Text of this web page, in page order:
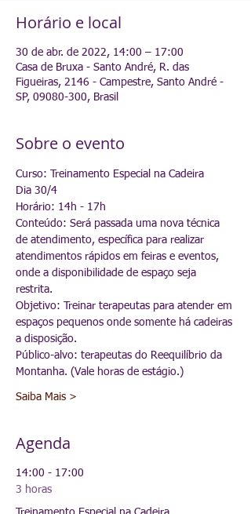
Horário e local
30 de abr. de 2022, 14:00 – 17:00
Casa de Bruxa - Santo André, R. das
Figueiras, 2146 - Campestre, Santo André -
SP, 09080-300, Brasil
Sobre o evento
Curso: Treinamento Especial na Cadeira
Dia 30/4
Horário: 14h - 17h
Conteúdo: Será passada uma nova técnica
de atendimento, específica para realizar
atendimentos rápidos em feiras e eventos,
onde a disponibilidade de espaço seja
restrita.
Objetivo: Treinar terapeutas para atender em
espaços pequenos onde somente há cadeiras
a disposição.
Público-alvo: terapeutas do Reequilíbrio da
Montanha. (Vale horas de estágio.)
Saiba Mais >
Agenda
14:00 - 17:00
3 horas